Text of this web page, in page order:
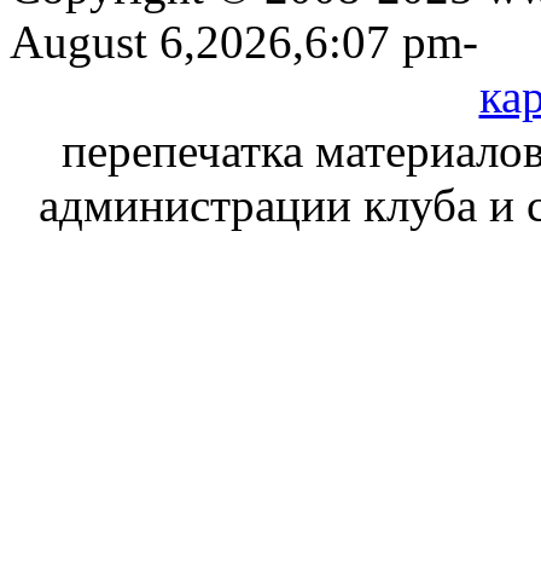
August 6,2026,6:07 pm-
перепечатка
администрации клуба и